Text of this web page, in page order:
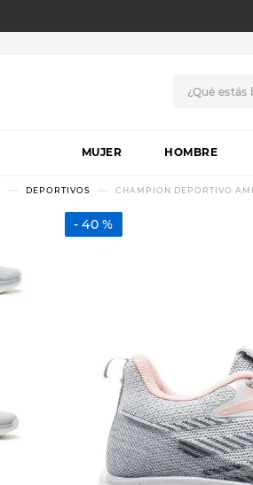
MUJER HOMBRE
DEPORTIVOS CHAMPION DEPORTIVO
40 %
1.
botas
.
skechers
3.
8
hitec
.
slip-ins
10. botas dama